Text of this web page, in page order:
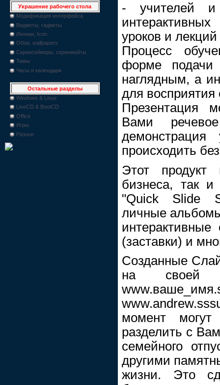
Украшение рабочего стола
Модификация интерфейса
Виджеты, гаджеты
Иконки, Icon
Обои, wallpapers
Скринсейверы, скринмейты
Темы
Часы и календари
Остальные разделы
Windows & Linux
LiveCD & BootCD
Office
Игры
Разное
- учителей и
уроков и лекций
Процесс
форме подачи
наглядным, а
для восприятия
Презентация
Вами
демонстрация
происходить
Этот
бизнеса, так
"Quick Slide
личные
интерактивные
(заставки) и
Созданные
на своей
момент
разделить с
семейного
другими
жизни. Это